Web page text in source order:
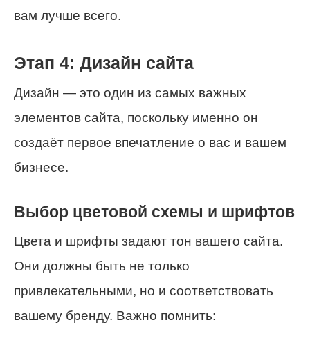
вам лучше всего.
Этап 4: Дизайн сайта
Дизайн — это один из самых важных
элементов сайта, поскольку именно он
создаёт первое впечатление о вас и вашем
бизнесе.
Выбор цветовой схемы и шрифтов
Цвета и шрифты задают тон вашего сайта.
Они должны быть не только
привлекательными, но и соответствовать
вашему бренду. Важно помнить: